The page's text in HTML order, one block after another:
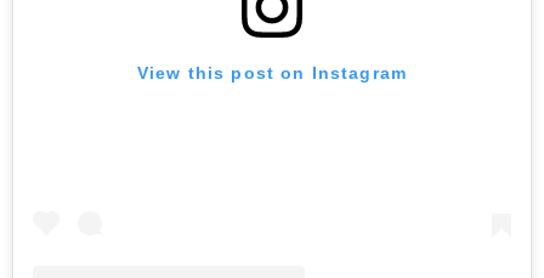
View this post on Instagram